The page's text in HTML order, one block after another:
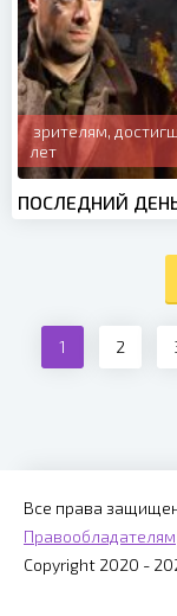
зрителям,
лет
1 2
Все права
Правообладателям
Copyright 2020 -